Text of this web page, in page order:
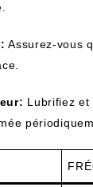
Assurez-vous
Lubrifiez et